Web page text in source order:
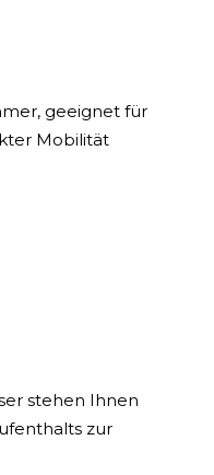
geeignet für
Mobilität
stehen Ihnen
zur